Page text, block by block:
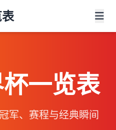
一览表
军、赛程与经典瞬间